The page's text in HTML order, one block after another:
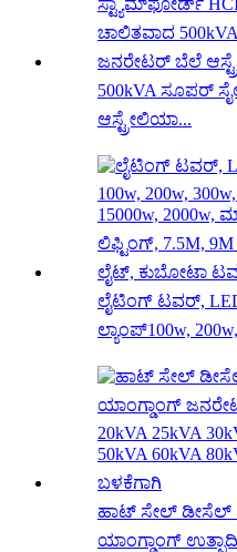
500kVA ಸೂಪರ್
ಆಸ್ಟ್ರೇಲಿಯಾ...
ಲೈಟಿಂಗ್ ಟವರ್,
ಲ್ಯಾಂಪ್100w,
ಹಾಟ್ ಸೇಲ್
ಯಾಂಗ್ಡಾಂಗ್